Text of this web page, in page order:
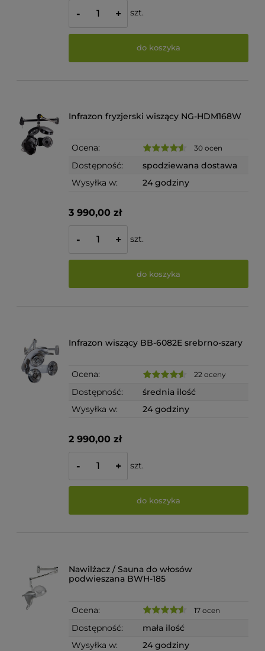
- + szt.
do koszyka
Infrazon fryzjerski wiszący NG-HDM168W
Ocena: 30 ocen
Dostępność:
spodziewana dostawa
Wysyłka w:
24 godziny
3 990,00 zł
- + szt.
do koszyka
Infrazon wiszący BB-6082E srebrno-szary
Ocena: 22 oceny
Dostępność:
średnia ilość
Wysyłka w:
24 godziny
2 990,00 zł
- + szt.
do koszyka
Nawilżacz / Sauna do włosów
podwieszana BWH-185
Ocena: 17 ocen
Dostępność:
mała ilość
Wysyłka w:
24 godziny